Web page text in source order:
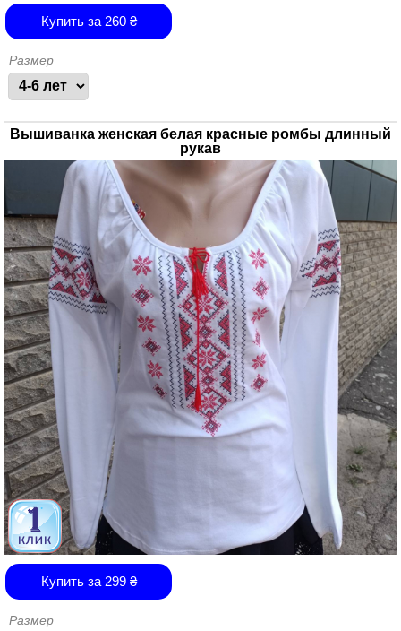
Купить за 260₴
Размер
Вышиванка женская белая красные ромбы длинный
рукав
Купить за 299₴
Размер